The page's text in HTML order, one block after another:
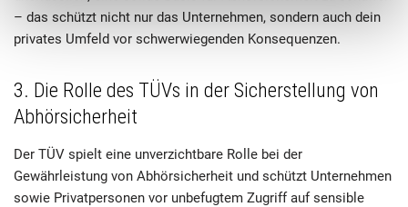
– das schützt nicht nur das Unternehmen, sondern auch dein
privates Umfeld vor schwerwiegenden Konsequenzen.
3. Die Rolle des TÜVs in der Sicherstellung von
Abhörsicherheit
Der TÜV spielt eine unverzichtbare Rolle bei der
Gewährleistung von Abhörsicherheit und schützt Unternehmen
sowie Privatpersonen vor unbefugtem Zugriff auf sensible